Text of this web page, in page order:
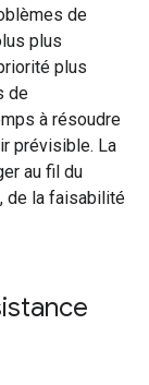
de
plus
plus
de
à résoudre
prévisible. La
au fil du
de la faisabilité